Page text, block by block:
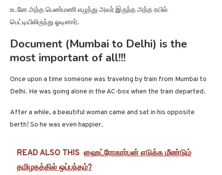
உடனே அந்த பெண்மணி எழுந்து அவர் இருந்த அந்த ரயில்
பெட்டியிலிருந்து ஓடினார்.
Document (Mumbai to Delhi) is the
most important of all!!!
Once upon a time someone was traveling by train from Mumbai to
Delhi. He was going alone in the AC-box when the train departed.
After a while, a beautiful woman came and sat in his opposite
berth! So he was even happier.
READ ALSO THIS ஹைட்ரோகார்பன் எடுக்க மீண்டும்
தமிழகத்தில் ஒப்பந்தம்?